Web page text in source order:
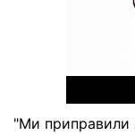
"Ми приправили